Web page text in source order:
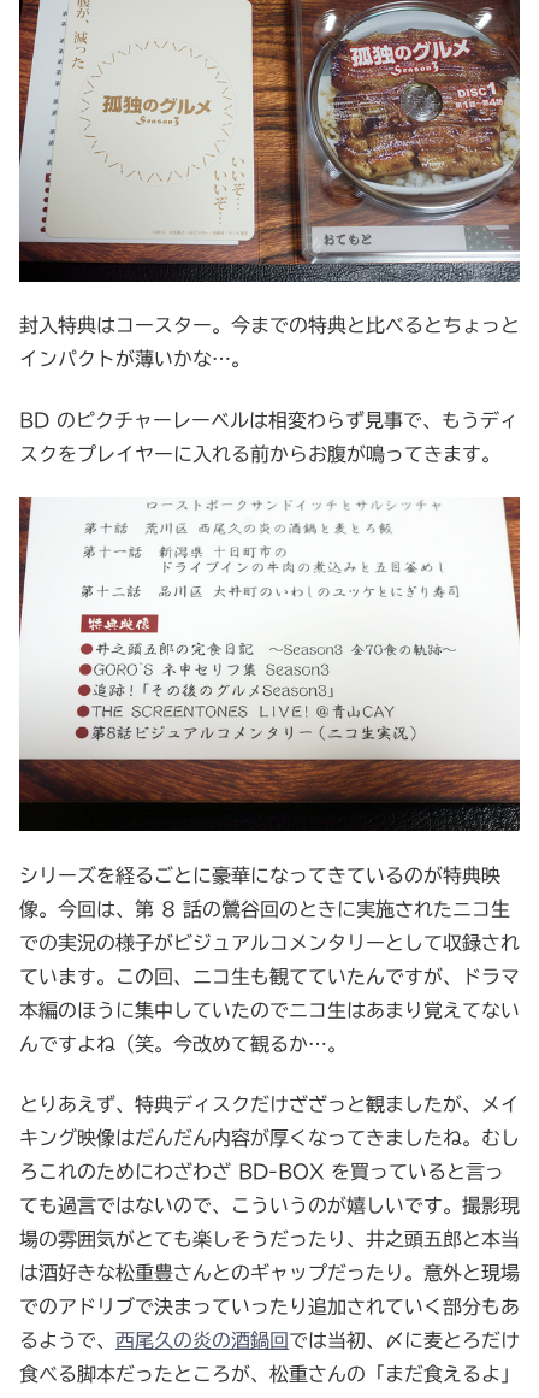
封入特典はコースター。今までの特典と比べるとちょっと
インパクトが薄いかな…。
BD のピクチャーレーベルは相変わらず見事で、もうディ
スクをプレイヤーに入れる前からお腹が鳴ってきます。
シリーズを経るごとに豪華になってきているのが特典映
像。今回は、第 8 話の鶯谷回のときに実施されたニコ生
での実況の様子がビジュアルコメンタリーとして収録され
ています。この回、ニコ生も観てていたんですが、ドラマ
本編のほうに集中していたのでニコ生はあまり覚えてない
んですよね（笑。今改めて観るか…。
とりあえず、特典ディスクだけざざっと観ましたが、メイ
キング映像はだんだん内容が厚くなってきましたね。むし
ろこれのためにわざわざ BD-BOX を買っていると言っ
ても過言ではないので、こういうのが嬉しいです。撮影現
場の雰囲気がとても楽しそうだったり、井之頭五郎と本当
は酒好きな松重豊さんとのギャップだったり。意外と現場
でのアドリブで決まっていったり追加されていく部分もあ
るようで、 西尾久の炎の酒鍋回 では当初、〆に麦とろだけ
食べる脚本だったところが、松重さんの「まだ食えるよ」